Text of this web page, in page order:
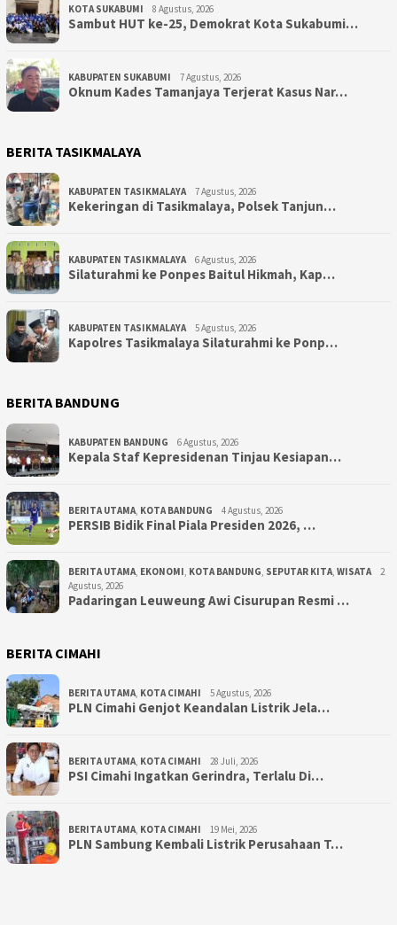
KOTA SUKABUMI 8 Agustus, 2026
Sambut HUT ke-25, Demokrat Kota Sukabumi…
KABUPATEN SUKABUMI 7 Agustus, 2026
Oknum Kades Tamanjaya Terjerat Kasus Nar…
BERITA TASIKMALAYA
KABUPATEN TASIKMALAYA 7 Agustus, 2026
Kekeringan di Tasikmalaya, Polsek Tanjun…
KABUPATEN TASIKMALAYA 6 Agustus, 2026
Silaturahmi ke Ponpes Baitul Hikmah, Kap…
KABUPATEN TASIKMALAYA 5 Agustus, 2026
Kapolres Tasikmalaya Silaturahmi ke Ponp…
BERITA BANDUNG
KABUPATEN BANDUNG 6 Agustus, 2026
Kepala Staf Kepresidenan Tinjau Kesiapan…
BERITA UTAMA, KOTA BANDUNG 4 Agustus, 2026
PERSIB Bidik Final Piala Presiden 2026, …
BERITA UTAMA, EKONOMI, KOTA BANDUNG, SEPUTAR KITA, WISATA
2
Agustus, 2026
Padaringan Leuweung Awi Cisurupan Resmi …
BERITA CIMAHI
BERITA UTAMA, KOTA CIMAHI 5 Agustus, 2026
PLN Cimahi Genjot Keandalan Listrik Jela…
BERITA UTAMA, KOTA CIMAHI 28 Juli, 2026
PSI Cimahi Ingatkan Gerindra, Terlalu Di…
BERITA UTAMA, KOTA CIMAHI 19 Mei, 2026
PLN Sambung Kembali Listrik Perusahaan T…